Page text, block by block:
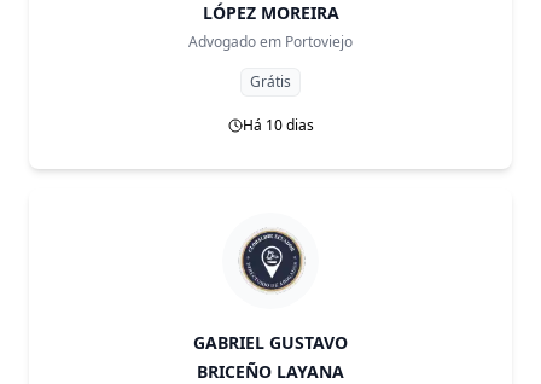
LÓPEZ MOREIRA
Advogado em Portoviejo
Grátis
Há 10 dias
GABRIEL GUSTAVO
BRICEÑO LAYANA